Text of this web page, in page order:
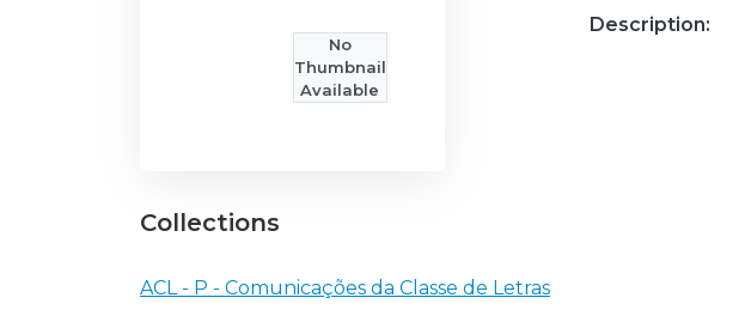
No
Thumbnail
Available
Description:
Collections
ACL - P - Comunicações da Classe de Letras